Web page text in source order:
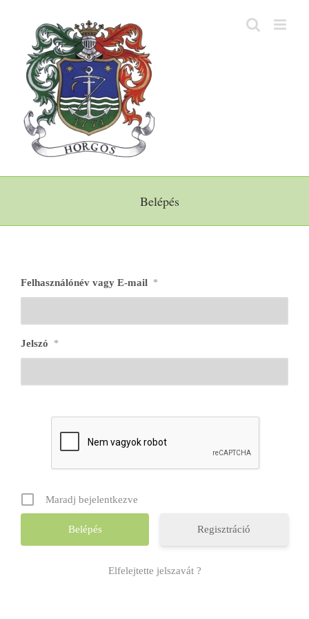
Belépés
Felhasználónév vagy E-mail *
Jelszó *
Maradj bejelentkezve
Regisztráció
Elfelejtette jelszavát ?